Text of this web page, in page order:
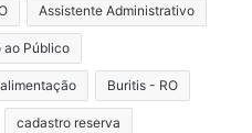
Assistente Administrativo
ao Público
Buritis - RO
cadastro reserva